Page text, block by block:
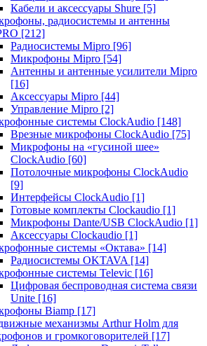
Кабели и аксессуары Shure [5]
радиосистемы и антенны
[212]
Радиосистемы Mipro [96]
Микрофоны Mipro [54]
Антенны и антенные усилители Mipro
[16]
Аксессуары Mipro [44]
Управление Mipro [2]
системы ClockAudio [148]
Врезные микрофоны ClockAudio [75]
Микрофоны на «гусиной шее»
ClockAudio [60]
Потолочные микрофоны ClockAudio
[9]
Интерфейсы ClockAudio [1]
Готовые комплекты Clockaudio [1]
Микрофоны Dante/USB ClockAudio [1]
Аксессуары Clockaudio [1]
системы «Октава» [14]
Радиосистемы OKTAVA [14]
системы Televic [16]
Цифровая беспроводная система связи
Unite [16]
Biamp [17]
механизмы Arthur Holm для
и громкоговорителей [17]